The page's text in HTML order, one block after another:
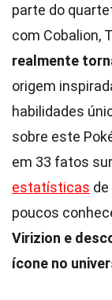
parte do
com Cobalion,
realmente
origem
habilidades
sobre este
em 33 fatos
estatísticas
poucos
Virizion e
ícone no